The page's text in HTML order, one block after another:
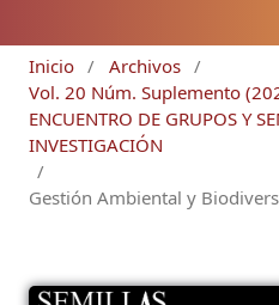
Inicio / Archivos /
Vol. 20 Núm. Suplemento
ENCUENTRO DE GRUPOS Y
INVESTIGACIÓN
/
Gestión Ambiental y